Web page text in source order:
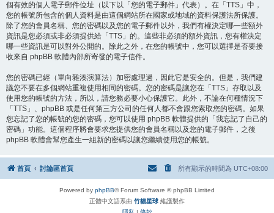
個有效的個人電子郵件位址（以下以「您的電子郵件」代表）。在「TTS」中，
您的帳號所包含的個人資料是由這個網站所在國家或地域的資料保護法所保護。
除了您的會員名稱、您的密碼以及您的電子郵件以外，我們有權決定哪一些額外
資訊是您必須或非必須提供給「TTS」的。這些非必須的額外資訊，您有權決定
哪一些資訊是可以對外公開的。除此之外，在您的帳號中，您可以選擇是否要接
收來自 phpBB 軟體內部所寄發的電子信件。
您的密碼已經（單向雜湊演算法）加密處理過，因此它是安全的。但是，我們建
議您不要在多個網站重複使用相同的密碼。您的密碼是讓您在「TTS」存取以及
使用您的帳號的方法，所以，請您務必要小心保護它。此外，不論在何種情況下
「TTS」、phpBB 或是任何第三方公司的任何人都不會跟您索取您的密碼。如果
您忘記了您的帳號的您的密碼，您可以使用 phpBB 軟體提供的「我忘記了自己的
密碼」功能。這個程序將會要求您提供您的會員名稱以及您的電子郵件，之後
phpBB 軟體會幫您產生一組新的密碼以讓您繼續使用您的帳號。
首頁 討論區首頁 所有顯示的時間為 UTC+08:00
Powered by phpBB® Forum Software © phpBB Limited
正體中文語系由 竹貓星球 維護製作